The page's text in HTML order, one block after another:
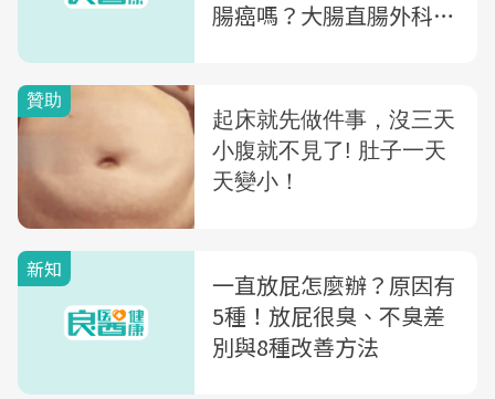
腸癌嗎？大腸直腸外科醫
新知
一直放屁怎麼辦？原因有
5種！放屁很臭、不臭差
別與8種改善方法